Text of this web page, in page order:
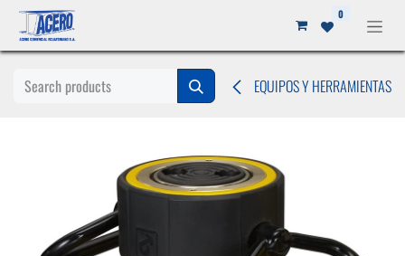
Ir al contenido 0
EQUIPOS Y HERRAMIENTAS